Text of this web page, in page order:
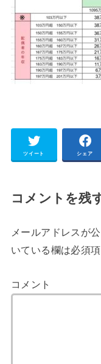
ツイート シェア
コメントを残
メールアドレスが
いている欄は必須
コメント